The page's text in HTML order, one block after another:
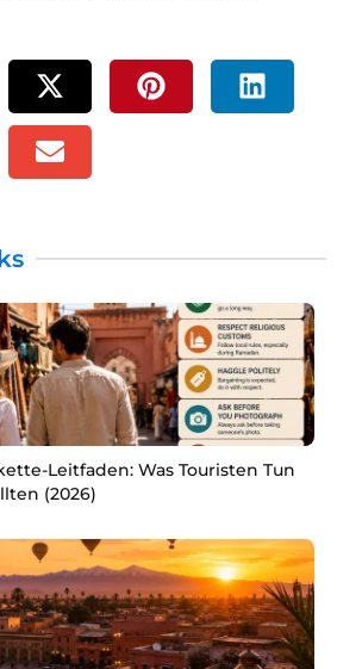
Leitfaden: Was Touristen Tun
(2026)